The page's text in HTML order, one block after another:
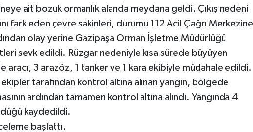
ait bozuk ormanlık alanda meydana geldi. Çıkış nedeni
fark eden çevre sakinleri, durumu 112 Acil Çağrı Merkezine
olay yerine Gazipaşa Orman İşletme Müdürlüğü
sevk edildi. Rüzgar nedeniyle kısa sürede büyüyen
aracı, 3 arazöz, 1 tanker ve 1 kara ekibiyle müdahale edildi.
tarafından kontrol altına alınan yangın, bölgede
ardından tamamen kontrol altına alındı. Yangında 4
kaydedildi.
başlattı.